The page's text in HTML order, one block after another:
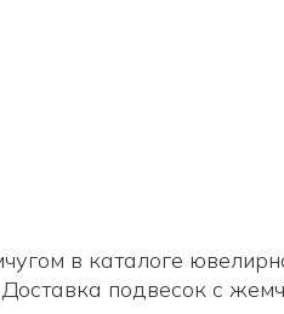
в каталоге
подвесок с